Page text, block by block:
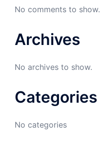
No comments to show.
Archives
No archives to show.
Categories
No categories